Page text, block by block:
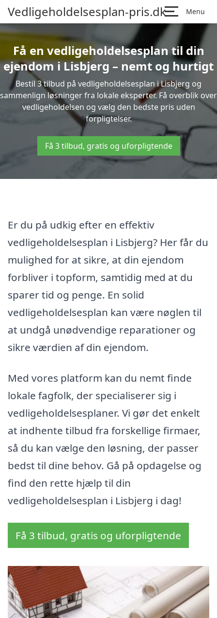
Vedligeholdelsesplan-pris.dk Menu
Få en vedligeholdelsesplan til din
ejendom i Lisbjerg – nemt og hurtigt
Bestil 3 tilbud på vedligeholdelsesplan i Lisbjerg og
sammenlign løsninger fra lokale eksperter. Få overblik over
vedligeholdelsen og vælg den bedste pris uden
forpligtelser.
Få 3 tilbud, gratis og uforpligtende
Er du på udkig efter en effektiv
vedligeholdelsesplan i Lisbjerg? Her får du
mulighed for at sikre, at din ejendom
forbliver i topform, samtidig med at du
sparer tid og penge. En solid
vedligeholdelsesplan kan være nøglen til
at undgå unødvendige reparationer og
sikre værdien af din ejendom.
Med vores platform kan du nemt finde
lokale fagfolk, der specialiserer sig i
vedligeholdelsesplaner. Vi gør det enkelt
at indhente tilbud fra forskellige firmaer,
så du kan vælge den løsning, der passer
bedst til dine behov. Gå på opdagelse og
find den rette hjælp til din
vedligeholdelsesplan i Lisbjerg i dag!
Få 3 tilbud, gratis og uforpligtende